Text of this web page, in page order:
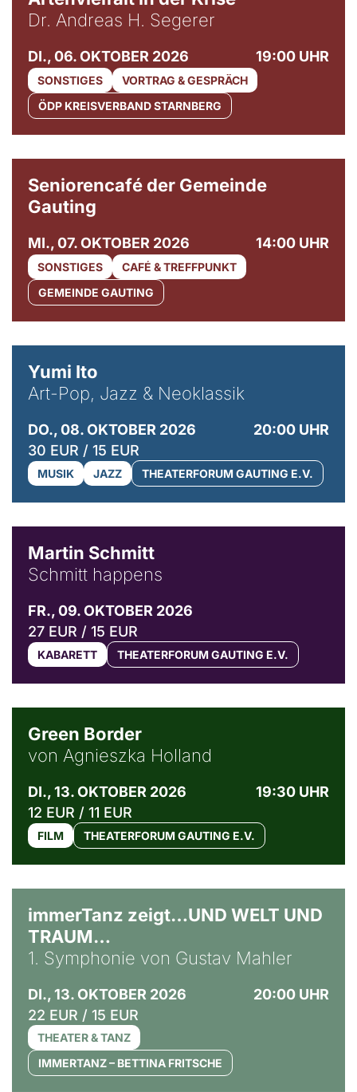
Dr. Andreas H. Segerer
DI., 06. OKTOBER 2026 19:00 UHR
SONSTIGES
VORTRAG & GESPRÄCH
ÖDP KREISVERBAND STARNBERG
Seniorencafé der Gemeinde
Gauting
MI., 07. OKTOBER 2026 14:00 UHR
SONSTIGES
CAFÉ & TREFFPUNKT
GEMEINDE GAUTING
Yumi Ito
Art-Pop, Jazz & Neoklassik
DO., 08. OKTOBER 2026
20:00 UHR
30 EUR / 15 EUR
MUSIK JAZZ THEATERFORUM GAUTING E.V.
Martin Schmitt
Schmitt happens
FR., 09. OKTOBER 2026
27 EUR / 15 EUR
KABARETT THEATERFORUM GAUTING E.V.
Green Border
von Agnieszka Holland
DI., 13. OKTOBER 2026
19:30 UHR
12 EUR / 11 EUR
FILM THEATERFORUM GAUTING E.V.
immerTanz zeigt…UND WELT UND
TRAUM…
1. Symphonie von Gustav Mahler
DI., 13. OKTOBER 2026
20:00 UHR
22 EUR / 15 EUR
THEATER & TANZ
IMMERTANZ – BETTINA FRITSCHE